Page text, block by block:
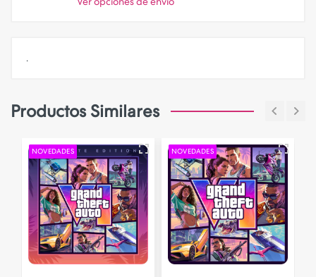
.
Productos Similares
NOVEDADES NOVEDADES